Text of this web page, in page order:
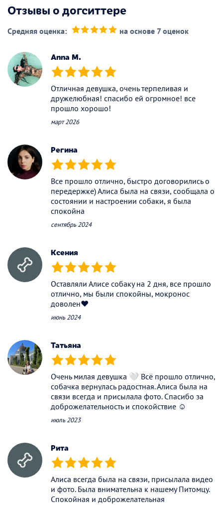
Отзывы о догситтере
Средняя оценка: на основе 7 оценок
Anna M.
(*) (*) (*) (*) (*)
Отличная девушка, очень терпеливая и
дружелюбная! спасибо ей огромное! все
прошло хорошо!
март 2026
Регина
(*) (*) (*) (*) (*)
Все прошло отлично, быстро договорились о
передержке) Алиса была на связи, сообщала о
состоянии и настроении собаки, я была
спокойна
сентябрь 2024
Ксения
(*) (*) (*) (*) (*)
Оставляли Алисе собаку на 2 дня, все прошло
отлично, мы были спокойны, мокронос
доволен❤️
июнь 2024
Татьяна
(*) (*) (*) (*) (*)
Очень милая девушка 🤍 Всё прошло отлично,
собачка вернулась радостная. Алиса была на
связи всегда и присылала фото. Спасибо за
доброжелательность и спокойствие ☺️
июль 2023
Рита
(*) (*) (*) (*) (*)
Алиса всегда была на связи, присылала видео
и фото. Была внимательна к нашему Питомцу.
Спокойная и доброжелательная